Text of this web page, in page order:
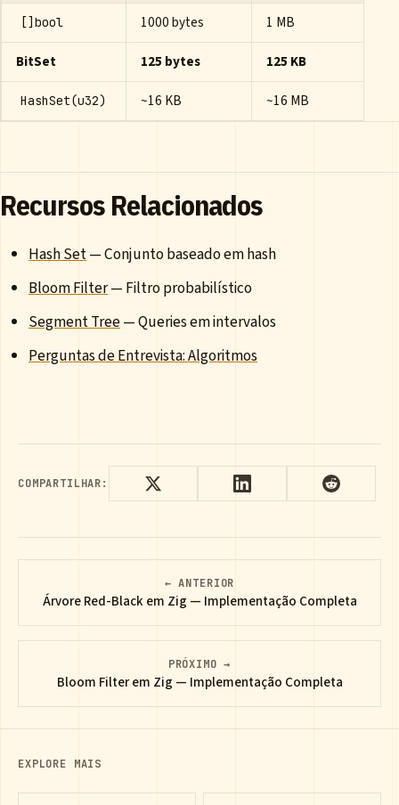
[]bool 1000 bytes
1 MB
BitSet
125 bytes 125 KB
HashSet(u32) ~16 KB ~16 MB
Recursos Relacionados
Hash Set— Conjunto baseado em hash
Bloom Filter— Filtro probabilístico
Segment Tree— Queries em intervalos
Perguntas de Entrevista: Algoritmos
COMPARTILHAR:
← ANTERIOR
Árvore Red-Black em Zig — Implementação Completa
PRÓXIMO →
Bloom Filter em Zig — Implementação Completa
EXPLORE MAIS